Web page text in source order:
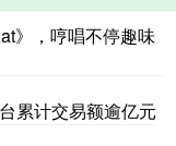
》，哼唱不停趣味
累计交易额逾亿元